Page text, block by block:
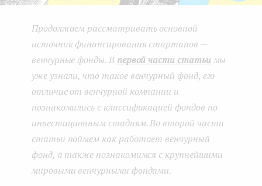
Продолжаем рассматривать основной
источник финансирования стартапов —
венчурные фонды. В первой части статьи мы
уже узнали, что такое венчурный фонд, его
отличие от венчурной компании и
познакомились с классификацией фондов по
инвестиционным стадиям. Во второй части
статьи поймем как работает венчурный
фонд, а также познакомимся с крупнейшими
мировыми венчурными фондами.